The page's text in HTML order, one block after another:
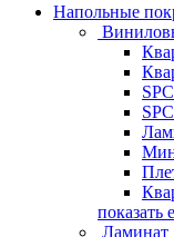
Напольные
показать
Ламинат